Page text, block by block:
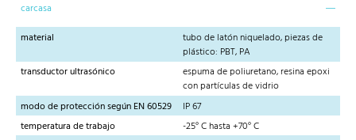
carcasa
material
tubo de latón niquelado, piezas de
plástico: PBT, PA
transductor ultrasónico
espuma de poliuretano, resina epoxi
con partículas de vidrio
modo de protección según EN 60529
IP 67
temperatura de trabajo
-25° C hasta +70° C